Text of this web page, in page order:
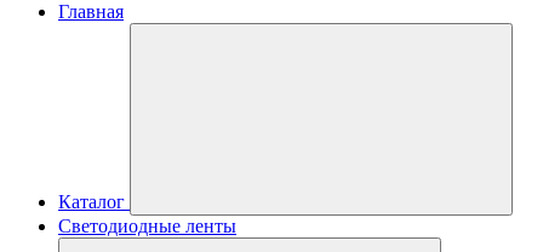
Главная
Каталог
Светодиодные ленты